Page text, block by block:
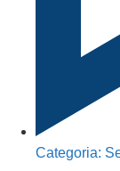
Categoria: